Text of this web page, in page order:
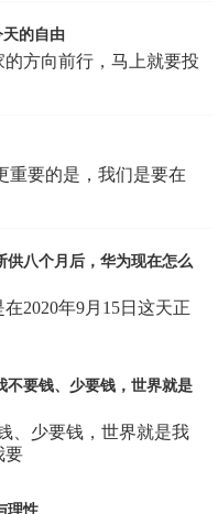
的自由
方向前行，马上就要投
重要的是，我们是要在
供八个月后，华为现在怎么
2020年9月15日这天正
不要钱、少要钱，世界就是
、少要钱，世界就是我
要
理性